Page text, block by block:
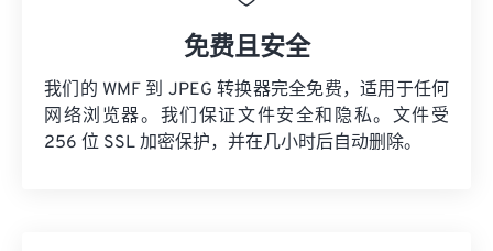
免费且安全
我们的 WMF 到 JPEG 转换器完全免费，适用于任何
网络浏览器。我们保证文件安全和隐私。文件受
256 位 SSL 加密保护，并在几小时后自动删除。